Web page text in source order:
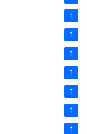
1
1
1
1
1
1
1